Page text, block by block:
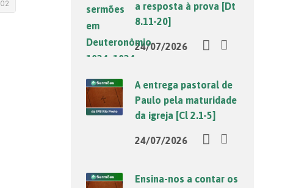
a resposta à prova [Dt
8.11-20]
24/07/2026
A entrega pastoral de
Paulo pela maturidade
da igreja [Cl 2.1-5]
24/07/2026
Ensina-nos a contar os